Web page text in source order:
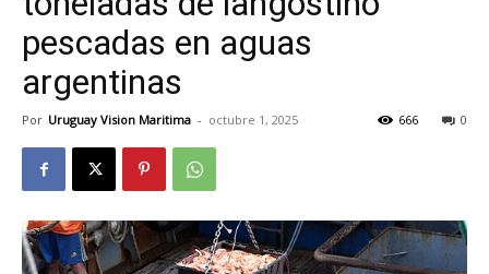
pescadas en aguas
argentinas
Por Uruguay Vision Maritima - octubre 1, 2025 0
666